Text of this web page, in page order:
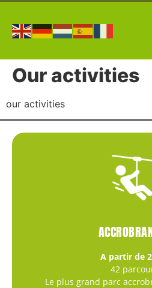
Our activities
our activities
A partir de
42
Le plus grand parc